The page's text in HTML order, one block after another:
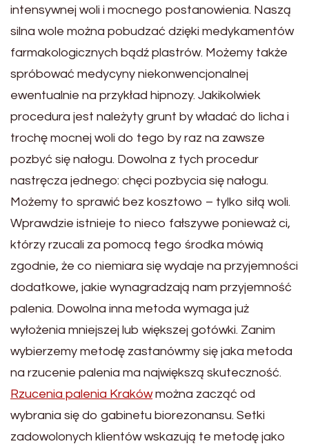
intensywnej woli i mocnego postanowienia. Naszą
silna wole można pobudzać dzięki medykamentów
farmakologicznych bądź plastrów. Możemy także
spróbować medycyny niekonwencjonalnej
ewentualnie na przykład hipnozy. Jakikolwiek
procedura jest należyty grunt by władać do licha i
trochę mocnej woli do tego by raz na zawsze
pozbyć się nałogu. Dowolna z tych procedur
nastręcza jednego: chęci pozbycia się nałogu.
Możemy to sprawić bez kosztowo – tylko siłą woli.
Wprawdzie istnieje to nieco fałszywe ponieważ ci,
którzy rzucali za pomocą tego środka mówią
zgodnie, że co niemiara się wydaje na przyjemności
dodatkowe, jakie wynagradzają nam przyjemność
palenia. Dowolna inna metoda wymaga już
wyłożenia mniejszej lub większej gotówki. Zanim
wybierzemy metodę zastanówmy się jaka metoda
na rzucenie palenia ma największą skuteczność.
Rzucenia palenia Krakówmożna zacząć od
wybrania się do gabinetu biorezonansu. Setki
zadowolonych klientów wskazują te metodę jako